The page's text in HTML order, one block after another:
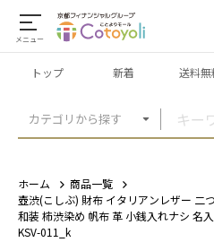
メニュー
カテゴリから探す
トップ 新着 送料無
ホーム
商品一覧
壺渋(こしぶ) 財布 イタリアンレザー 二
和装 柿渋染め 帆布 革 小銭入れナシ 名
KSV-011_k